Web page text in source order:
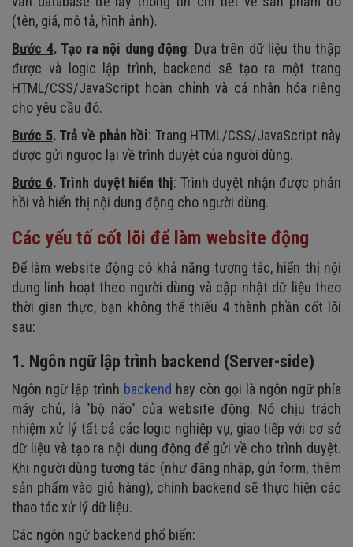
(tên, giá, mô tả, hình ảnh).
Bước 4. Tạo ra nội dung động: Dựa trên dữ liệu thu thập
được và logic lập trình, backend sẽ tạo ra một trang
HTML/CSS/JavaScript hoàn chỉnh và cá nhân hóa riêng
cho yêu cầu đó.
Bước 5. Trả về phản hồi: Trang HTML/CSS/JavaScript này
được gửi ngược lại về trình duyệt của người dùng.
Bước 6. Trình duyệt hiển thị: Trình duyệt nhận được phản
hồi và hiển thị nội dung động cho người dùng.
Các yếu tố cốt lõi để làm website động
Để làm website động có khả năng tương tác, hiển thị nội
dung linh hoạt theo người dùng và cập nhật dữ liệu theo
thời gian thực, bạn không thể thiếu 4 thành phần cốt lõi
sau:
1. Ngôn ngữ lập trình backend (Server-side)
Ngôn ngữ lập trình backend hay còn gọi là ngôn ngữ phía
máy chủ, là "bộ não" của website động. Nó chịu trách
nhiệm xử lý tất cả các logic nghiệp vụ, giao tiếp với cơ sở
dữ liệu và tạo ra nội dung động để gửi về cho trình duyệt.
Khi người dùng tương tác (như đăng nhập, gửi form, thêm
sản phẩm vào giỏ hàng), chính backend sẽ thực hiện các
thao tác xử lý dữ liệu.
Các ngôn ngữ backend phổ biến: